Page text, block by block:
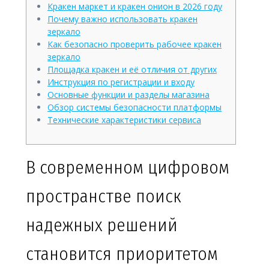
Кракен маркет и кракен онион в 2026 году
Почему важно использовать кракен
зеркало
Как безопасно проверить рабочее кракен
зеркало
Площадка кракен и её отличия от других
Инструкция по регистрации и входу
Основные функции и разделы магазина
Обзор системы безопасности платформы
Технические характеристики сервиса
В современном цифровом
пространстве поиск
надежных решений
становится приоритетом